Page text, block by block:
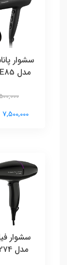
سشوار
مدل EH-NE85
7,500,000 تومان
سشوار
مدل BHD274